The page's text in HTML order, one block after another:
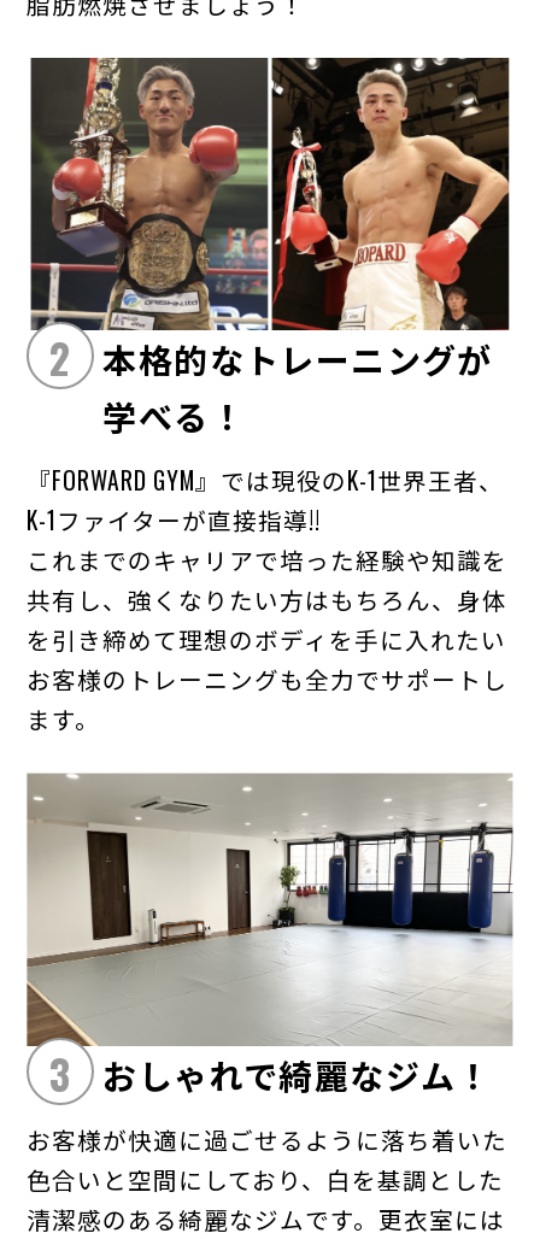
2
本格的なトレーニングが
学べる！
『FORWARD GYM』では現役のK-1世界王者、
K-1ファイターが直接指導!!
これまでのキャリアで培った経験や知識を
共有し、強くなりたい方はもちろん、身体
を引き締めて理想のボディを手に入れたい
お客様のトレーニングも全力でサポートし
ます。
3 おしゃれで綺麗なジム！
お客様が快適に過ごせるように落ち着いた
色合いと空間にしており、白を基調とした
清潔感のある綺麗なジムです。更衣室には